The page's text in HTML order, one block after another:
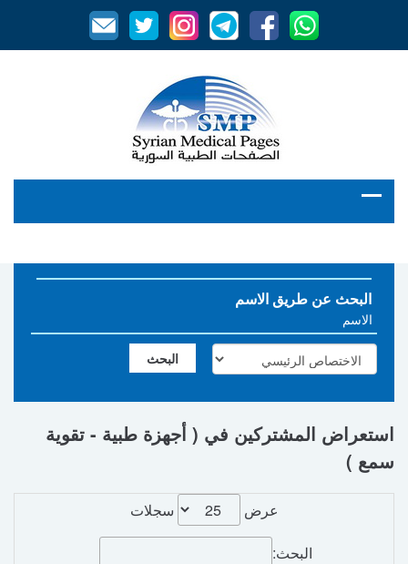
البحث عن طريق الاسم
استعراض المشتركين في ( أجهزة طبية - تقوية
سمع )
عرض سجلات
البحث: